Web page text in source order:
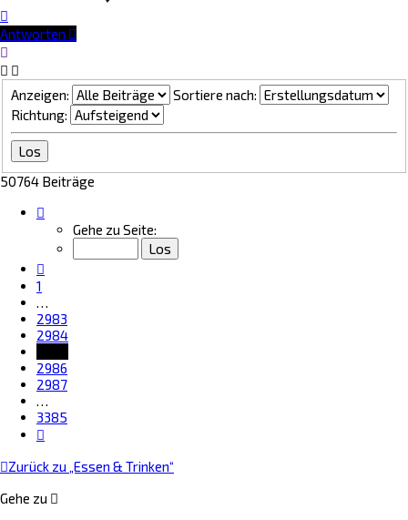
oben
Antworten
Anzeigen:
Sortiere nach:
Richtung:
50764 Beiträge
2985
von
3385
Gehe zu Seite:
1
…
2983
2984
2986
2987
…
3385
Zurück zu „Essen & Trinken“
Gehe zu